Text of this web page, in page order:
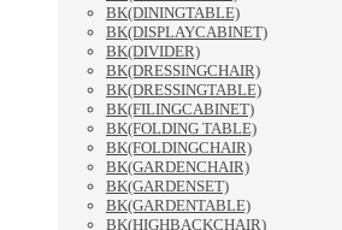
BK(DININGTABLE)
BK(DISPLAYCABINET)
BK(DIVIDER)
BK(DRESSINGCHAIR)
BK(DRESSINGTABLE)
BK(FILINGCABINET)
BK(FOLDING TABLE)
BK(FOLDINGCHAIR)
BK(GARDENCHAIR)
BK(GARDENSET)
BK(GARDENTABLE)
BK(HIGHBACKCHAIR)